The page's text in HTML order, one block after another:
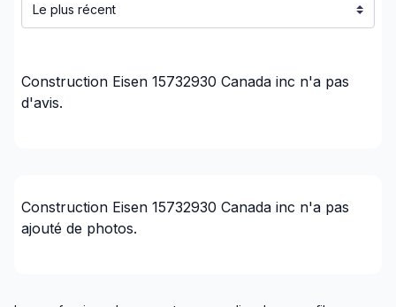
Construction Eisen 15732930 Canada inc n'a pas
d'avis.
Construction Eisen 15732930 Canada inc n'a pas
ajouté de photos.